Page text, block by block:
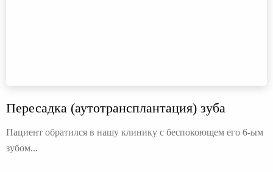
Пересадка (аутотрансплантация) зуба
Пациент обратился в нашу клинику с беспокоющем его 6-ым
зубом...